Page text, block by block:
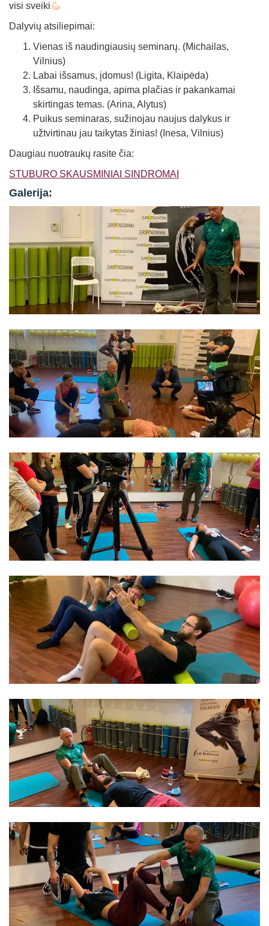
visi sveiki
Dalyvių atsiliepimai:
Vienas iš naudingiausių seminarų. (Michailas,
Vilnius)
Labai išsamus, įdomus! (Ligita, Klaipėda)
Išsamu, naudinga, apima plačias ir pakankamai
skirtingas temas. (Arina, Alytus)
Puikus seminaras, sužinojau naujus dalykus ir
užtvirtinau jau taikytas žinias! (Inesa, Vilnius)
Daugiau nuotraukų rasite čia:
STUBURO SKAUSMINIAI SINDROMAI
Galerija: